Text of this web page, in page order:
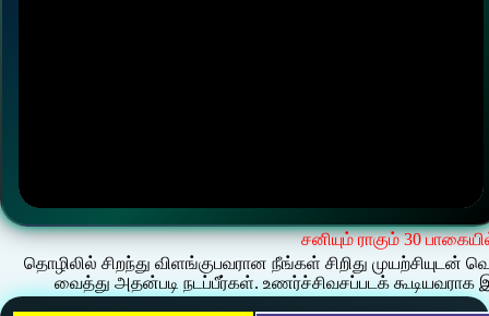
சனியும் ராகும் 30
தொழிலில் சிறந்து விளங்குபவரான நீங்கள் சிறிது
வைத்து அதன்படி நடப்பீர்கள். உணர்ச்சிவசப்படக்